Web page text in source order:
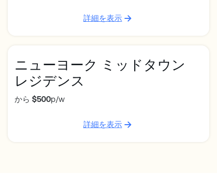
詳細を表示
ニューヨーク ミッドタウン
レジデンス
から $500p/w
詳細を表示